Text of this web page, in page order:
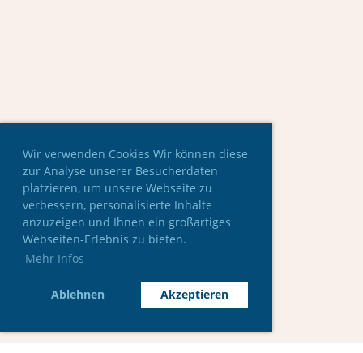
Wir verwenden Cookies Wir können diese
zur Analyse unserer Besucherdaten
platzieren, um unsere Webseite zu
verbessern, personalisierte Inhalte
anzuzeigen und Ihnen ein großartiges
Webseiten-Erlebnis zu bieten.
Mehr Infos
Ablehnen Akzeptieren